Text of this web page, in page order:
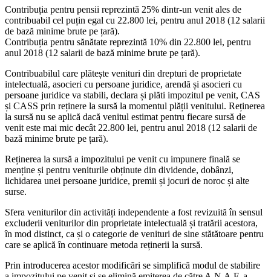
Contribuția pentru pensii reprezintă 25% dintr-un venit ales de
contribuabil cel puțin egal cu 22.800 lei, pentru anul 2018 (12 salarii
de bază minime brute pe țară).
Contribuția pentru sănătate reprezintă 10% din 22.800 lei, pentru
anul 2018 (12 salarii de bază minime brute pe țară).
Contribuabilul care plătește venituri din drepturi de proprietate
intelectuală, asocieri cu persoane juridice, arendă și asocieri cu
persoane juridice va stabili, declara și plăti impozitul pe venit, CAS
și CASS prin reținere la sursă la momentul plății venitului. Reținerea
la sursă nu se aplică dacă venitul estimat pentru fiecare sursă de
venit este mai mic decât 22.800 lei, pentru anul 2018 (12 salarii de
bază minime brute pe țară).
Reținerea la sursă a impozitului pe venit cu impunere finală se
menține și pentru veniturile obținute din dividende, dobânzi,
lichidarea unei persoane juridice, premii și jocuri de noroc și alte
surse.
Sfera veniturilor din activități independente a fost revizuită în sensul
excluderii veniturilor din proprietate intelectuală și tratării acestora,
în mod distinct, ca și o categorie de venituri de sine stătătoare pentru
care se aplică în continuare metoda reținerii la sursă.
Prin introducerea acestor modificări se simplifică modul de stabilire